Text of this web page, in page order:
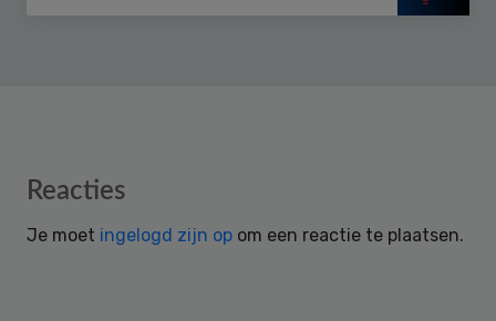
Reader
Reacties
Je moet ingelogd zijn op om een reactie te plaatsen.